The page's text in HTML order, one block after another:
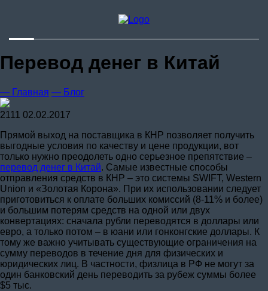
Перевод денег в Китай
— Главная — Блог
2111 02.02.2017
Прямой выход на поставщика в КНР позволяет получить
выгодные условия по качеству и цене продукции, вот
только нужно преодолеть одно серьезное препятствие –
перевод денег в Китай. Самые известные способы
отправления средств в КНР – это системы SWIFT, Western
Union и «Золотая Корона». При их использовании следует
приготовиться к оплате больших комиссий (8-11% и более)
и большим потерям средств на одной или двух
конвертациях: сначала рубли переводятся в доллары или
евро, а только потом – в юани или гонконгские доллары. К
тому же важно учитывать существующие ограничения на
сумму переводов в течение дня для физических и
юридических лиц. В частности, физлица в РФ не могут за
один банковский день переводить за рубеж суммы более
$5 тыс.